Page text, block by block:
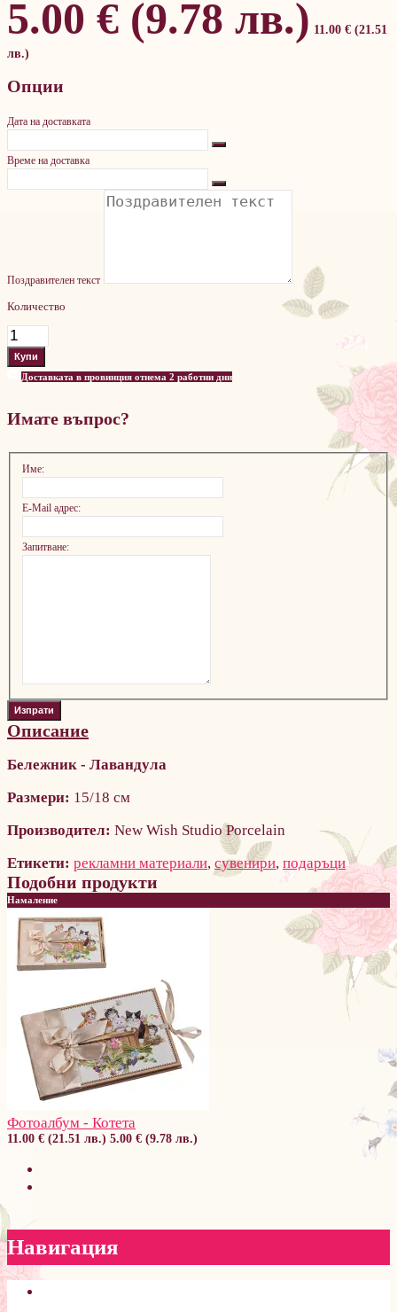
5.00 € (9.78 лв.) 11.00 € (21.51
лв.)
Опции
Дата на доставката
Време на доставка
Поздравителен текст
Количество
Доставката в провинция отнема 2 работни дни
Имате въпрос?
Име:
E-Mail адрес:
Запитване:
Описание
Бележник - Лавандула
Размери: 15/18 см
Производител: New Wish Studio Porcelain
Етикети: рекламни материали, сувенири, подаръци
Подобни продукти
Намаление
Фотоалбум - Котета
11.00 € (21.51 лв.) 5.00 € (9.78 лв.)
Навигация